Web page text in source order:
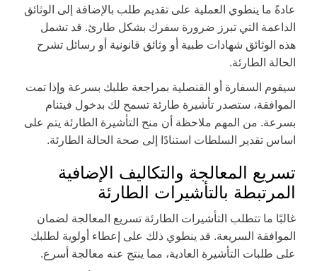
عادةً ما ينطوي العملية على تقديم طلب بالإضافة إلى الوثائق
الداعمة التي تبرز ضرورة سفرك بشكل طارئ. قد تشمل
هذه الوثائق شهادات طبية أو وثائق قانونية أو رسائل تشرح
الحالة الطارئة.
سيقوم السفارة أو القنصلية بمراجعة طلبك بسرعة وإذا تمت
الموافقة، ستصدر تأشيرة طارئة تسمح لك بدخول فيتنام
بسرعة. من المهم ملاحظة أن منح التأشيرة الطارئة يتم على
اساس تقدير السلطات استنادًا إلى صحة الحالة الطارئة.
تسريع المعالجة والتكاليف الإضافية
المرتبطة بالتأشيرات الطارئة
غالبًا ما تتطلب التأشيرات الطارئة تسريع المعالجة لضمان
الموافقة السريعة. قد ينطوي ذلك على إعطاء أولوية لطلبك
على طلبات التأشيرة العادية، مما ينتج عنه معالجة أسرع.